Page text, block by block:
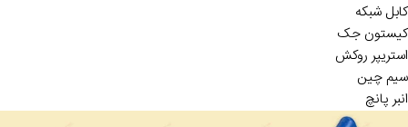
کابل شبکه
کیستون جک
استریپر روکش
سیم چین
انبر پانچ